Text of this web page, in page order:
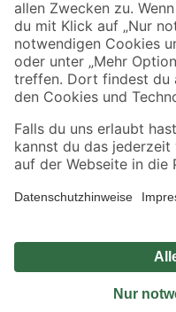
Jetzt die toom-App
Alle Preisangaben in EUR inkl. gesetzl.
Umständen nicht in allen Märkten
Produkte nur solange der Vorrat reicht.
*Paketversand ab 59 €
Privatsphäre
Nutzungsbedingungen